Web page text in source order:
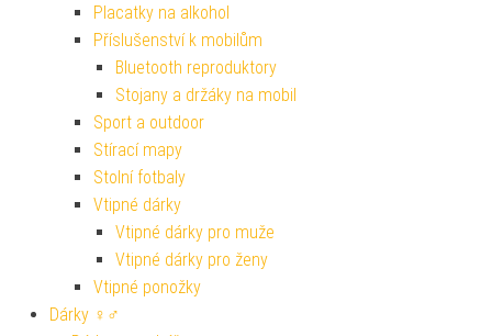
Placatky na alkohol
Příslušenství k mobilům
Bluetooth reproduktory
Stojany a držáky na mobil
Sport a outdoor
Stírací mapy
Stolní fotbaly
Vtipné dárky
Vtipné dárky pro muže
Vtipné dárky pro ženy
Vtipné ponožky
Dárky ♀♂